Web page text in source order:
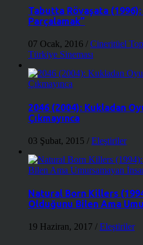
Tabutta Rövaşata (1996):
Parçalamak”
07 Ocak, 2016 / Cineritüel
Türkiye Sineması
2046 (2004): Kukladan
Çıkmayınca
03 Şubat, 2015 / Eleştiriler
Natural Born Killers
Olduğunu Bilen Ama
19 Haziran, 2017 / Eleştiriler